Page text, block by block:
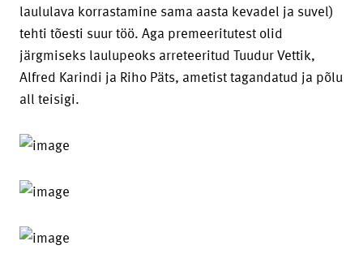
laululava korrastamine sama aasta kevadel ja suvel)
tehti tõesti suur töö. Aga premeeritutest olid
järgmiseks laulupeoks arreteeritud Tuudur Vettik,
Alfred Karindi ja Riho Päts, ametist tagandatud ja põlu
all teisigi.